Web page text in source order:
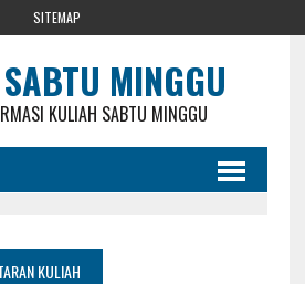
SITEMAP
MINGGU
KULIAH SABTU MINGGU
KULIAH